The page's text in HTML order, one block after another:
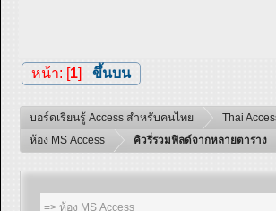
หน้า: [1] ขึ้นบน
บอร์ดเรียนรู้ Access สำหรับคนไทย
Thai
ห้อง MS Access
คิวรี่รวมฟิลด์จากหลายตาราง